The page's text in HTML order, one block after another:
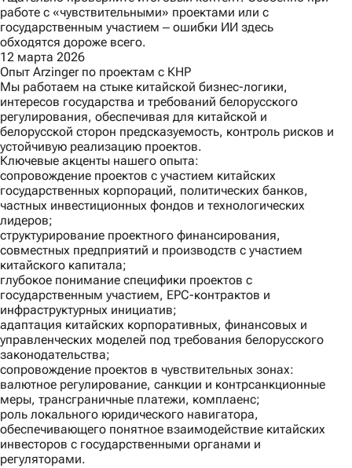
работе с «чувствительными» проектами или с
государственным участием ‒ ошибки ИИ здесь
обходятся дороже всего.
12 марта 2026
Опыт Arzinger по проектам с КНР
Мы работаем на стыке китайской бизнес-логики,
интересов государства и требований белорусского
регулирования, обеспечивая для китайской и
белорусской сторон предсказуемость, контроль рисков и
устойчивую реализацию проектов.
Ключевые акценты нашего опыта:
сопровождение проектов с участием китайских
государственных корпораций, политических банков,
частных инвестиционных фондов и технологических
лидеров;
структурирование проектного финансирования,
совместных предприятий и производств с участием
китайского капитала;
глубокое понимание специфики проектов с
государственным участием, EPC-контрактов и
инфраструктурных инициатив;
адаптация китайских корпоративных, финансовых и
управленческих моделей под требования белорусского
законодательства;
сопровождение проектов в чувствительных зонах:
валютное регулирование, санкции и контрсанкционные
меры, трансграничные платежи, комплаенс;
роль локального юридического навигатора,
обеспечивающего понятное взаимодействие китайских
инвесторов с государственными органами и
регуляторами.